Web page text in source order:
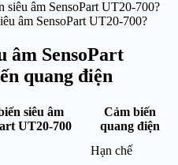
âm SensoPart UT20-700?
âm SensoPart
quang điện
siêu âm
UT20-700
Cảm biến
quang điện
Hạn chế